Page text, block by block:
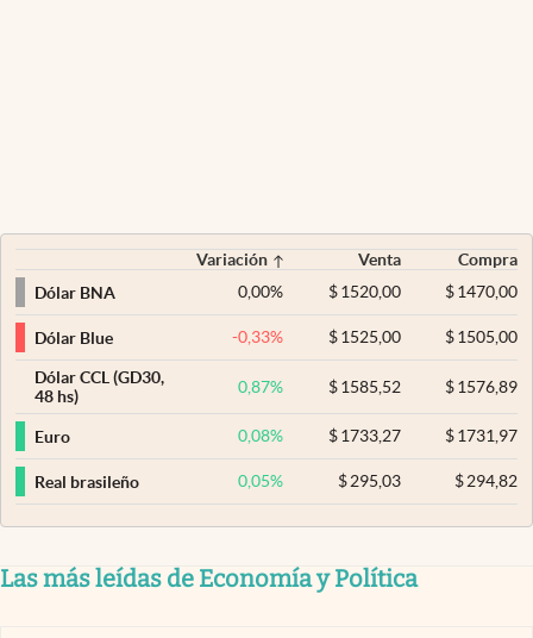
Variación Venta
Compra
Dólar BNA
0,00% $ 1520,00 $1470,00
Dólar Blue -0,33% $ 1525,00 $1505,00
Dólar CCL (GD30,
48 hs)
0,87% $ 1585,52 $1576,89
Euro 0,08% $ 1733,27 $1731,97
Real brasileño 0,05% $ 295,03 $294,82
Las más leídas de Economía y Política